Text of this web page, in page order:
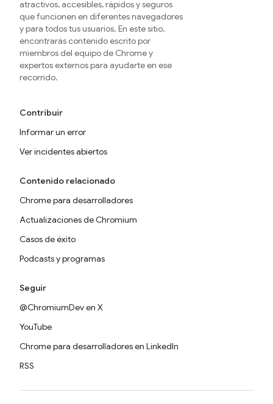
atractivos, accesibles, rápidos y seguros
que funcionen en diferentes navegadores
y para todos tus usuarios. En este sitio,
encontrarás contenido escrito por
miembros del equipo de Chrome y
expertos externos para ayudarte en ese
recorrido.
Contribuir
Informar un error
Ver incidentes abiertos
Contenido relacionado
Chrome para desarrolladores
Actualizaciones de Chromium
Casos de éxito
Podcasts y programas
Seguir
@ChromiumDev en X
YouTube
Chrome para desarrolladores en LinkedIn
RSS